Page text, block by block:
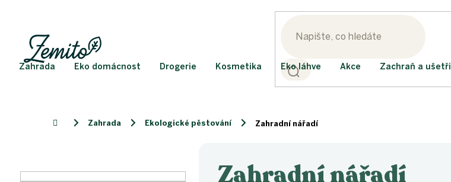
Zahrada Eko domácnost Drogerie Kosmetika Eko láhve Akce Zachraň a ušetři
Domů Zahrada Ekologické pěstování Zahradní nářadí
Zahradní nářadí